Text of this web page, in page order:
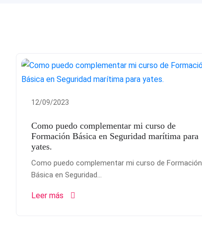
12/09/2023
Como puedo complementar mi curso de
Formación Básica en Seguridad marítima para
yates.
Como puedo complementar mi curso de Formación
Básica en Seguridad...
Leer más